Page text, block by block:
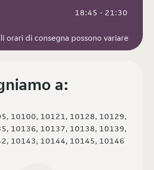
18:45 - 21:30
orari di consegna possono variare
a:
10100, 10121, 10128, 10129,
10136, 10137, 10138, 10139,
10143, 10144, 10145, 10146